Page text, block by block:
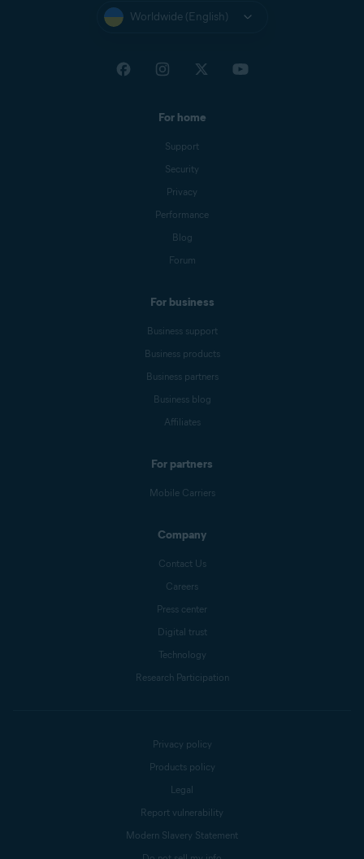
Worldwide (English)
For home
Support
Security
Privacy
Performance
Blog
Forum
For business
Business support
Business products
Business partners
Business blog
Affiliates
For partners
Mobile Carriers
Company
Contact Us
Careers
Press center
Digital trust
Technology
Research Participation
Privacy policy
Products policy
Legal
Report vulnerability
Modern Slavery Statement